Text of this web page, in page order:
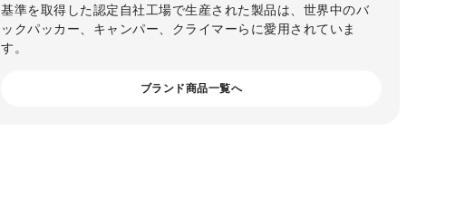
基準を取得した認定自社工場で生産された製品は、世界中のバ
ックパッカー、キャンパー、クライマーらに愛用されていま
す。
ブランド商品一覧へ